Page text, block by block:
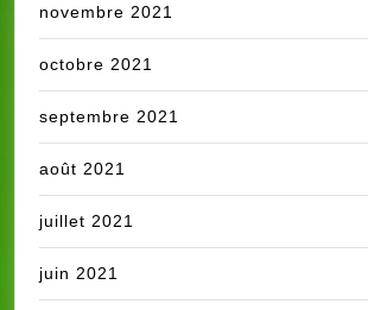
novembre 2021
octobre 2021
septembre 2021
août 2021
juillet 2021
juin 2021